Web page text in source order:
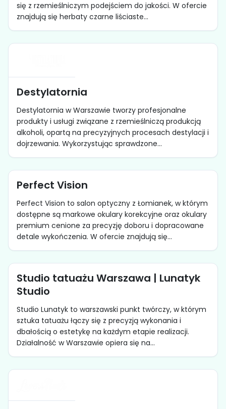
się z rzemieślniczym podejściem do jakości. W ofercie
znajdują się herbaty czarne liściaste...
Destylatornia
Destylatornia w Warszawie tworzy profesjonalne
produkty i usługi związane z rzemieślniczą produkcją
alkoholi, opartą na precyzyjnych procesach destylacji i
dojrzewania. Wykorzystując sprawdzone...
Perfect Vision
Perfect Vision to salon optyczny z Łomianek, w którym
dostępne są markowe okulary korekcyjne oraz okulary
premium cenione za precyzję doboru i dopracowane
detale wykończenia. W ofercie znajdują się...
Studio tatuażu Warszawa | Lunatyk
Studio
Studio Lunatyk to warszawski punkt twórczy, w którym
sztuka tatuażu łączy się z precyzją wykonania i
dbałością o estetykę na każdym etapie realizacji.
Działalność w Warszawie opiera się na...